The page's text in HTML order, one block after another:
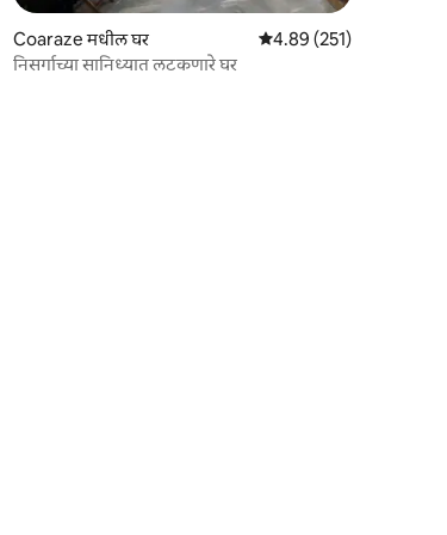
Coaraze मधील घर 5 पैकी 4.89 सरासरी रेटिंग,
4.89 (251)
निसर्गाच्या सानिध्यात लटकणारे घर